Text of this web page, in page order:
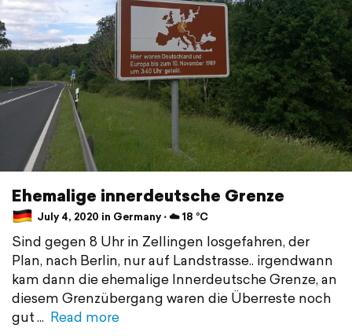
Ehemalige innerdeutsche Grenze
July 4, 2020 in Germany ⋅ ☁️ 18 °C
Sind gegen 8 Uhr in Zellingen losgefahren, der
Plan, nach Berlin, nur auf Landstrasse.. irgendwann
kam dann die ehemalige Innerdeutsche Grenze, an
diesem Grenzübergang waren die Überreste noch
gut
Read more